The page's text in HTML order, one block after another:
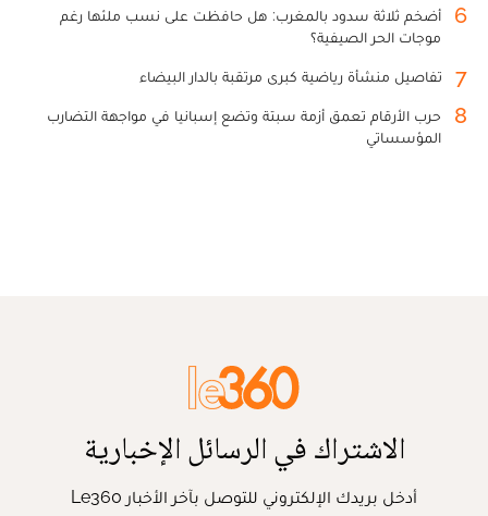
6
أضخم ثلاثة سدود بالمغرب: هل حافظت على نسب ملئها رغم
موجات الحر الصيفية؟
7 تفاصيل منشأة رياضية كبرى مرتقبة بالدار البيضاء
8
حرب الأرقام تعمق أزمة سبتة وتضع إسبانيا في مواجهة التضارب
المؤسساتي
الاشتراك في الرسائل الإخبارية
أدخل بريدك الإلكتروني للتوصل بآخر الأخبار Le360